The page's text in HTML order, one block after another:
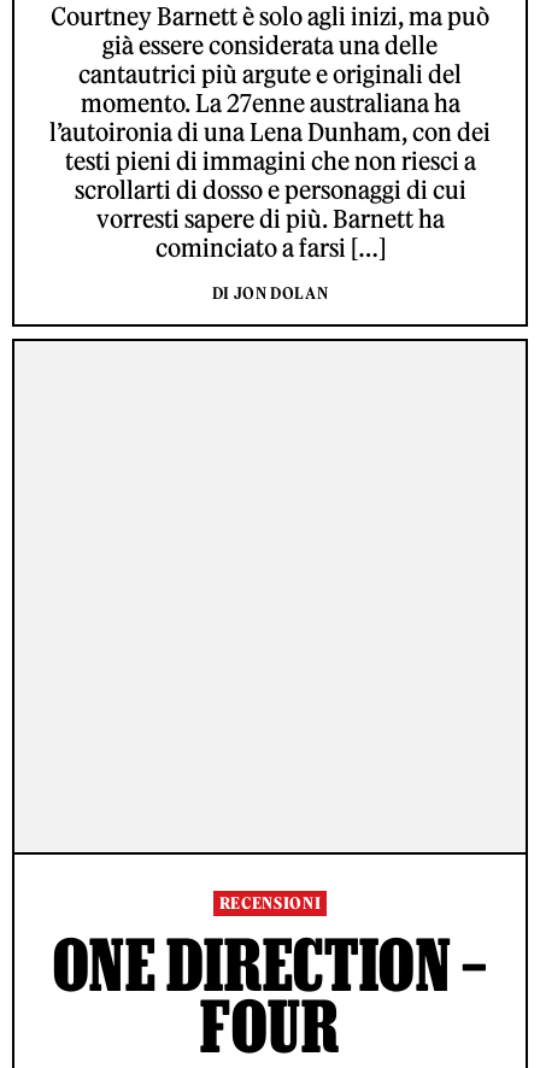
Courtney Barnett è solo agli inizi, ma può
già essere considerata una delle
cantautrici più argute e originali del
momento. La 27enne australiana ha
l’autoironia di una Lena Dunham, con dei
testi pieni di immagini che non riesci a
scrollarti di dosso e personaggi di cui
vorresti sapere di più. Barnett ha
cominciato a farsi […]
DI JON DOLAN
RECENSIONI
ONE DIRECTION –
FOUR